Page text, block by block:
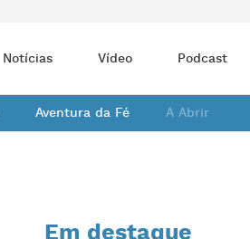
Notícias Vídeo Podcast
Aventura da Fé A Abrir